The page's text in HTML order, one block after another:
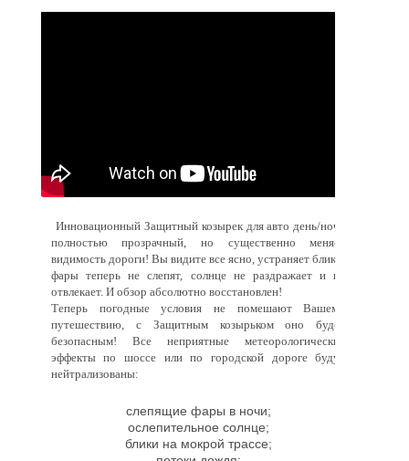
Инновационный Защитный козырек для авто день/ночь
полностью прозрачный, но существенно меняет
видимость дороги! Вы видите все ясно, устраняет блики,
фары теперь не слепят, солнце не раздражает и не
отвлекает. И обзор абсолютно восстановлен!
Теперь погодные условия не помешают Вашему
путешествию, с Защитным козырьком оно будет
безопасным! Все неприятные метеорологические
эффекты по шоссе или по городской дороге будут
нейтрализованы:
слепящие фары в ночи;
ослепительное солнце;
блики на мокрой трассе;